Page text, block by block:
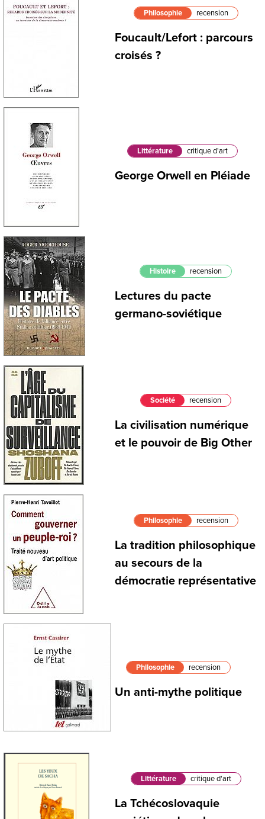
Philosophie recension
Foucault/Lefort : parcours
croisés ?
Littérature critique d'art
George Orwell en Pléiade
Histoire recension
Lectures du pacte
germano-soviétique
Société recension
La civilisation numérique
et le pouvoir de Big Other
Philosophie recension
La tradition philosophique
au secours de la
démocratie représentative
Philosophie recension
Un anti-mythe politique
Littérature critique d'art
La Tchécoslovaquie